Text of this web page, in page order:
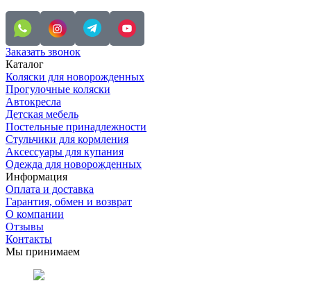
Заказать звонок
Каталог
Коляски для новорожденных
Прогулочные коляски
Автокресла
Детская мебель
Постельные принадлежности
Стульчики для кормления
Аксессуары для купания
Одежда для новорожденных
Информация
Оплата и доставка
Гарантия, обмен и возврат
О компании
Отзывы
Контакты
Мы принимаем